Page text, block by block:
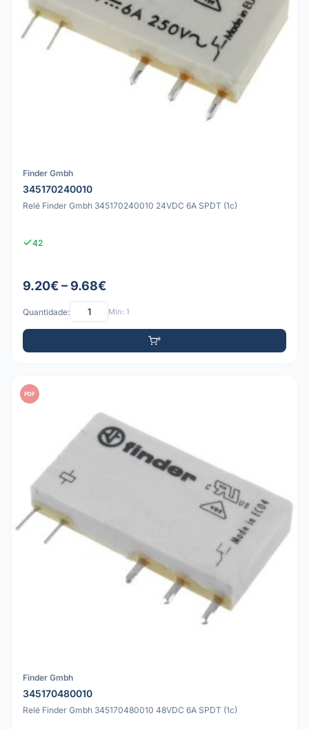
Finder Gmbh
345170240010
Relé Finder Gmbh 345170240010 24VDC 6A SPDT (1c)
42
9.20€ – 9.68€
Quantidade: Mín: 1
PDF
Finder Gmbh
345170480010
Relé Finder Gmbh 345170480010 48VDC 6A SPDT (1c)